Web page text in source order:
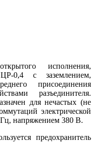
исполнения,
0,4 с заземлением,
присоединения
разъединителя.
для нечастых (не
электрической
напряжением 380 В.
предохранитель